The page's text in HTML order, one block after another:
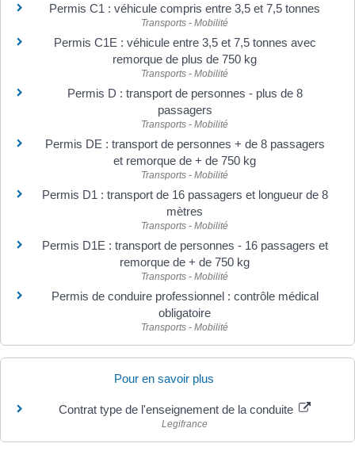
Permis C1 : véhicule compris entre 3,5 et 7,5 tonnes
Transports - Mobilité
Permis C1E : véhicule entre 3,5 et 7,5 tonnes avec
remorque de plus de 750 kg
Transports - Mobilité
Permis D : transport de personnes - plus de 8
passagers
Transports - Mobilité
Permis DE : transport de personnes + de 8 passagers
et remorque de + de 750 kg
Transports - Mobilité
Permis D1 : transport de 16 passagers et longueur de 8
mètres
Transports - Mobilité
Permis D1E : transport de personnes - 16 passagers et
remorque de + de 750 kg
Transports - Mobilité
Permis de conduire professionnel : contrôle médical
obligatoire
Transports - Mobilité
Pour en savoir plus
Contrat type de l'enseignement de la conduite
Legifrance